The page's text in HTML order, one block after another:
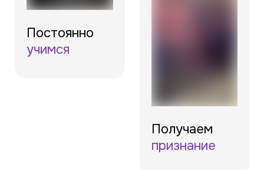
Постоянно
учимся
Получаем
признание